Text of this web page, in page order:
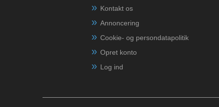
Kontakt os
Annoncering
Cookie- og persondatapolitik
Opret konto
Log ind